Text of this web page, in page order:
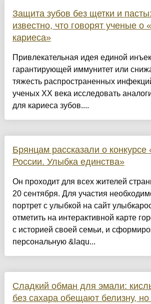
Защита зубов без щетки и
известно, что говорят ученые о
кариеса»
Привлекательная идея единой
гарантирующей иммунитет или
тяжесть распространенных
ученых XX века исследовать
для кариеса зубов....
Брянцам рассказали о конкурсе
России. Улыбка единства»
Он проходит для всех жителей
20 сентября. Для участия
портрет с улыбкой на сайт
отметить на интерактивной карте
с историей своей семьи, и
персональную &laqu...
Сладкий обман для эмали:
без сахара обещают белизну, но